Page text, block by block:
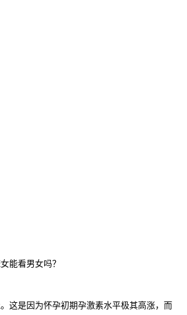
能看男女吗？
这是因为怀孕初期孕激素水平极其高涨，而